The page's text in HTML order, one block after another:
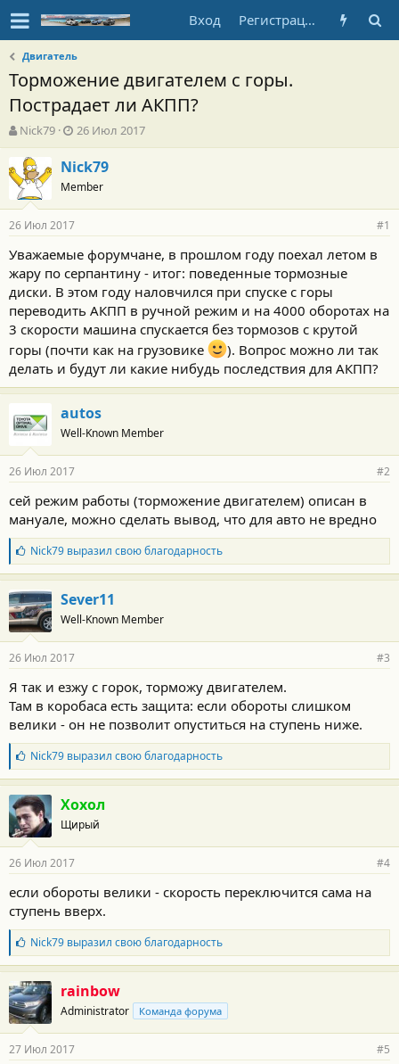
Вход Регистрация
Двигатель
Торможение двигателем с горы.
Пострадает ли АКПП?
А
в
т
о
р
т
е
м
ы
Nick79
Д
а
т
а
н
а
а
л
а
26 Июл 2017
Nick79
Member
26 Июл 2017 #1
Уважаемые форумчане, в прошлом году поехал летом в
жару по серпантину - итог: поведенные тормозные
диски. В этом году наловчился при спуске с горы
переводить АКПП в ручной режим и на 4000 оборотах на
3 скорости машина спускается без тормозов с крутой
горы (почти как на грузовике
). Вопрос можно ли так
делать и будут ли какие нибудь последствия для АКПП?
autos
Well-Known Member
26 Июл 2017 #2
сей режим работы (торможение двигателем) описан в
мануале, можно сделать вывод, что для авто не вредно
Б
л
а
г
о
д
а
н
с
т
и
Nick79выразил свою благодарность
Sever11
Well-Known Member
26 Июл 2017 #3
Я так и езжу с горок, торможу двигателем.
Там в коробаса есть защита: если обороты слишком
велики - он не позволит опуститься на ступень ниже.
Б
л
а
г
о
д
а
н
с
т
и
:
Nick79выразил свою благодарность
Хохол
Щирый
26 Июл 2017 #4
если обороты велики - скорость переключится сама на
ступень вверх.
Б
л
а
г
о
д
а
н
Nick79выразил свою благодарность
rainbow
Administrator Команда форума
27 Июл 2017 #5